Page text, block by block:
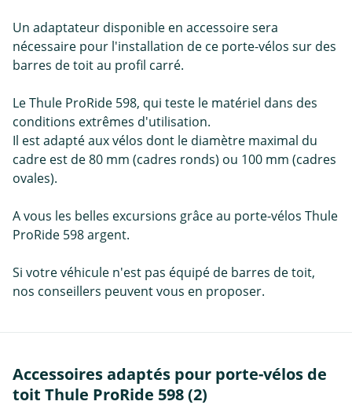
Un adaptateur disponible en accessoire sera
nécessaire pour l'installation de ce porte-vélos sur des
barres de toit au profil carré.
Le Thule ProRide 598, qui teste le matériel dans des
conditions extrêmes d'utilisation.
Il est adapté aux vélos dont le diamètre maximal du
cadre est de 80 mm (cadres ronds) ou 100 mm (cadres
ovales).
A vous les belles excursions grâce au porte-vélos Thule
ProRide 598 argent.
Si votre véhicule n'est pas équipé de barres de toit,
nos conseillers peuvent vous en proposer.
Accessoires adaptés pour porte-vélos de
toit Thule ProRide 598 (2)